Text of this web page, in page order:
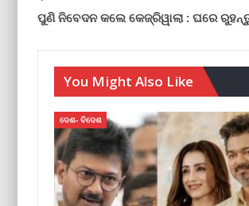
ପୁଣି ନିବେଦନ କଲେ କେଜ୍ରିୱାଲା : ଘରେ
You Might Also Like
ଦେଶ- ବିଦେଶ